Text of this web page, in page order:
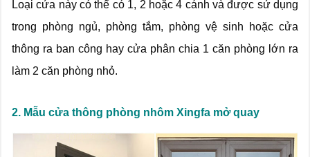
Loại cửa này có thể có 1, 2 hoặc 4 cánh và được sử dụng
trong phòng ngủ, phòng tắm, phòng vệ sinh hoặc cửa
thông ra ban công hay cửa phân chia 1 căn phòng lớn ra
làm 2 căn phòng nhỏ.
2. Mẫu cửa thông phòng nhôm Xingfa mở quay